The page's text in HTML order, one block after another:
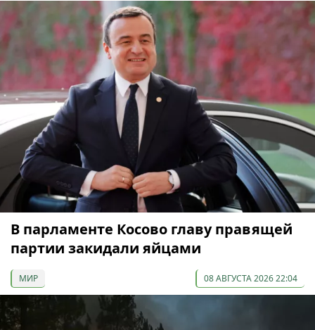
В парламенте Косово главу правящей
партии закидали яйцами
МИР 08 АВГУСТА 2026 22:04